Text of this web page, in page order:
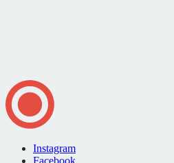
Instagram
Facebook